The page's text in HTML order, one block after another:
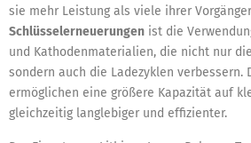
sie mehr Leistung als viele ihrer
Schlüsselerneuerungen ist die
und Kathodenmaterialien, die nicht nur
sondern auch die Ladezyklen verbessern.
ermöglichen eine größere Kapazität auf
gleichzeitig langlebiger und effizienter.